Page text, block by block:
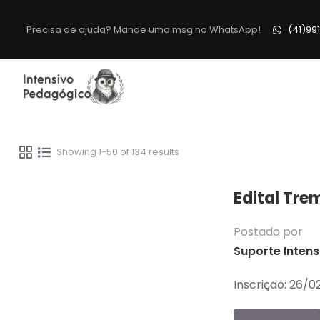
Precisa de ajuda? Mande uma msg no WhatsApp!
Showing 1-50 of 134 results
Edital
Postado por
Suporte
Inscrição: 26/